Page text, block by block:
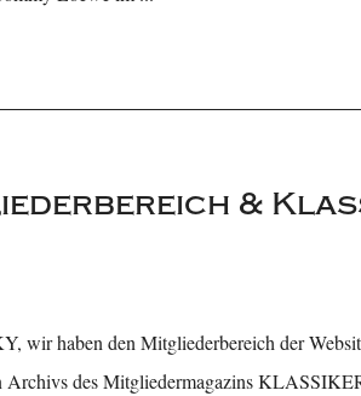
&
wir haben den Mitgliederbereich der
Archivs des Mitgliedermagazins